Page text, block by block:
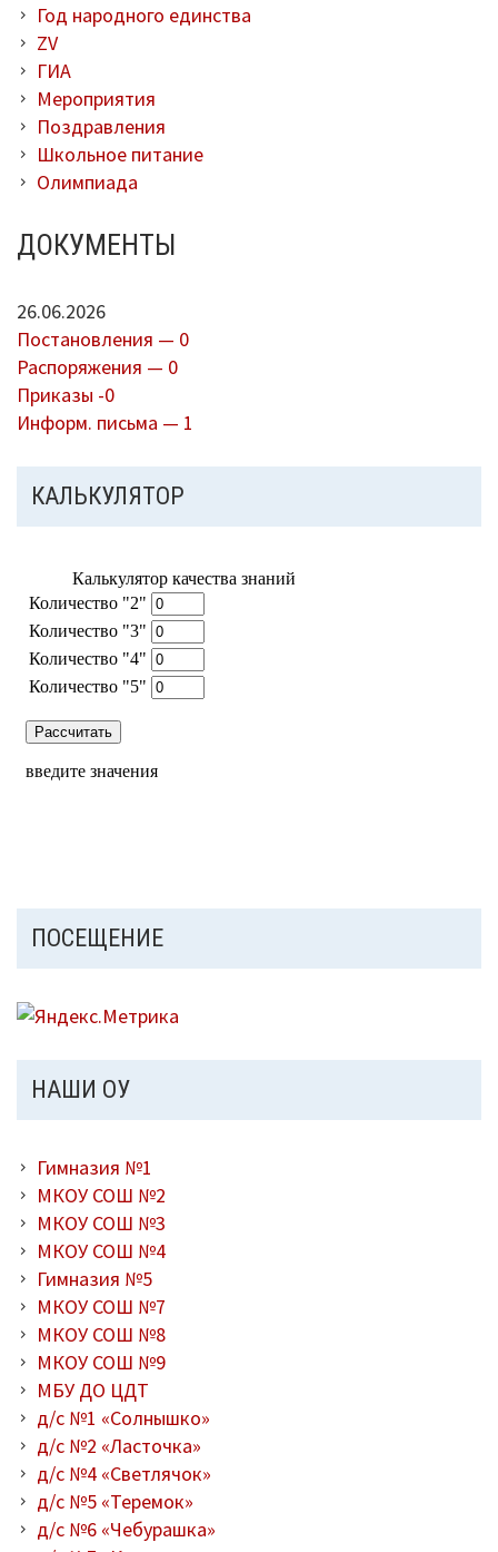
Год народного единства
ZV
ГИА
Мероприятия
Поздравления
Школьное питание
Олимпиада
ДОКУМЕНТЫ
26.06.2026
Постановления — 0
Распоряжения — 0
Приказы -0
Информ. письма — 1
КАЛЬКУЛЯТОР
ПОСЕЩЕНИЕ
НАШИ ОУ
Гимназия №1
МКОУ СОШ №2
МКОУ СОШ №3
МКОУ СОШ №4
Гимназия №5
МКОУ СОШ №7
МКОУ СОШ №8
МКОУ СОШ №9
МБУ ДО ЦДТ
д/с №1 «Солнышко»
д/с №2 «Ласточка»
д/с №4 «Светлячок»
д/с №5 «Теремок»
д/с №6 «Чебурашка»